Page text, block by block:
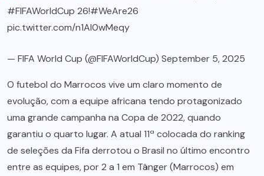
#FIFAWorldCup 26!#WeAre26
pic.twitter.com/n1AI0wMeqy
— FIFA World Cup (@FIFAWorldCup) September 5, 2025
O futebol do Marrocos vive um claro momento de
evolução, com a equipe africana tendo protagonizado
uma grande campanha na Copa de 2022, quando
garantiu o quarto lugar. A atual 11ª colocada do ranking
de seleções da Fifa derrotou o Brasil no último encontro
entre as equipes, por 2 a 1 em Tânger (Marrocos) em